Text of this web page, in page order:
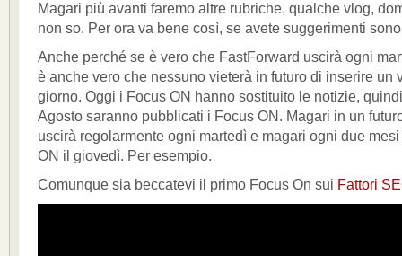
Magari più avanti faremo altre rubriche, qualche vlog,
non so. Per ora va bene così, se avete suggerimenti
Anche perché se è vero che FastForward uscirà ogni
è anche vero che nessuno vieterà in futuro di inserire un
giorno. Oggi i Focus ON hanno sostituito le notizie,
Agosto saranno pubblicati i Focus ON. Magari in un
uscirà regolarmente ogni martedì e magari ogni due
ON il giovedì. Per esempio.
Comunque sia beccatevi il primo Focus On sui Fattori